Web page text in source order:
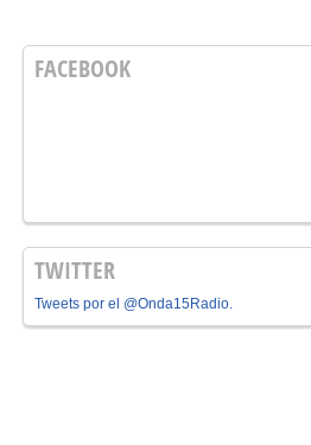
FACEBOOK
TWITTER
Tweets por el @Onda15Radio.